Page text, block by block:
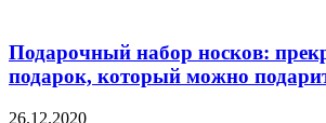
Подарочный набор носков:
подарок, который можно
26.12.2020